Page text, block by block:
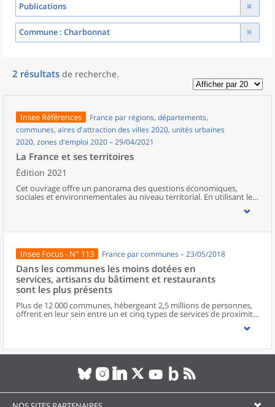
Publications
Commune : Charbonnat
2 résultats de recherche.
Insee Références
France par régions, départements,
communes, aires d'attraction des villes 2020, unités urbaines
2020, zones d'emploi 2020 – 29/04/2021
La France et ses territoires
Édition 2021
Cet ouvrage offre un panorama des questions économiques,
sociales et environnementales au niveau territorial. En utilisant les
disparités géographiques en France, sur les forces et faiblesses des
population.
Insee Focus - N° 113 France par communes – 23/05/2018
Dans les communes les moins dotées en
services, artisans du bâtiment et restaurants
sont les plus présents
Plus de 12 000 communes, hébergeant 2,5 millions de personnes,
offrent en leur sein entre un et cinq types de services de proximité.
Dans ces communes, les artisans et les restaurants sont les plus
boulangeries ou les supérettes, n’apparaissent de façon
significative que dans les communes offrant au moins dix types de
services de proximité. Quant aux services médicaux, ils sont situés
dans des communes bénéficiant d’un nombre d’équipements
encore plus large. Aux communes qui possèdent au moins un
service de proximité, s’ajoutent 1 888 communes qui n’en